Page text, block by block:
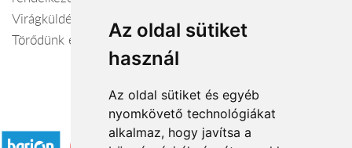
Az oldal sütiket
használ
Az oldal sütiket és egyéb
nyomkövető technológiákat
alkalmaz, hogy javítsa a
Virágküldés Sárvár
Törődünk egymással
Elfogadott fizetési módok